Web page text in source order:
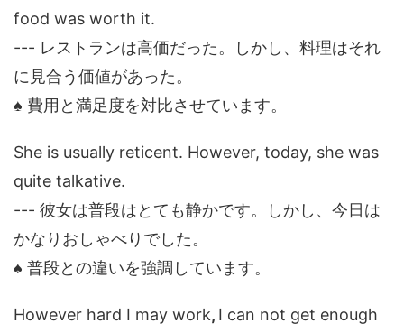
food was worth it.
--- レストランは高価だった。しかし、料理はそれ
に見合う価値があった。
♠ 費用と満足度を対比させています。
She is usually reticent. However, today, she was
quite talkative.
--- 彼女は普段はとても静かです。しかし、今日は
かなりおしゃべりでした。
♠ 普段との違いを強調しています。
However hard I may work, I can not get enough